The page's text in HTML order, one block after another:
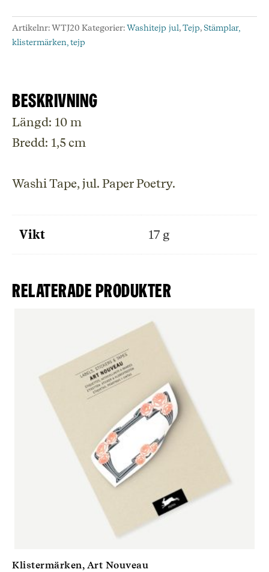
mängd
Artikelnr:WTJ20 Kategorier:Washitejp jul,Tejp,Stämplar,
klistermärken, tejp
Beskrivning
Längd: 10 m
Bredd: 1,5 cm
Washi Tape, jul. Paper Poetry.
Vikt 17 g
Relaterade produkter
Klistermärken, Art Nouveau